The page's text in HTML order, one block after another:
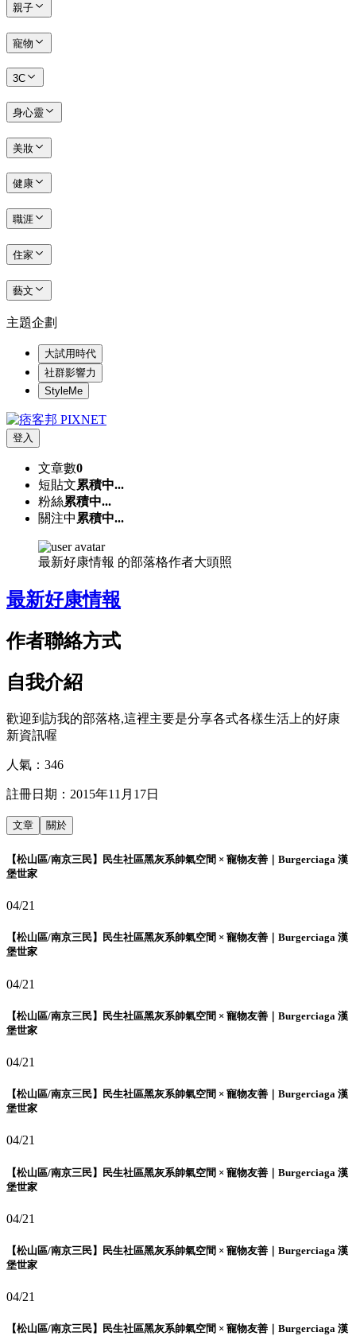
親子
寵物
3C
身心靈
美妝
健康
職涯
住家
藝文
主題企劃
大試用時代
社群影響力
StyleMe
登入
文章數0
短貼文累積中...
粉絲累積中...
關注中 累積中...
最新好康情報 的部落格作者大頭照
最新好康情報
作者聯絡方式
自我介紹
歡迎到訪我的部落格,這裡主要是分享各式各樣生活上的好康
新資訊喔
人氣： 346
註冊日期： 2015年11月17日
文章 關於
【松山區/南京三民】民生社區黑灰系帥氣空間 × 寵物友善｜Burgerciaga 漢
堡世家
04/21
【松山區/南京三民】民生社區黑灰系帥氣空間 × 寵物友善｜Burgerciaga 漢
堡世家
04/21
【松山區/南京三民】民生社區黑灰系帥氣空間 × 寵物友善｜Burgerciaga 漢
堡世家
04/21
【松山區/南京三民】民生社區黑灰系帥氣空間 × 寵物友善｜Burgerciaga 漢
堡世家
04/21
【松山區/南京三民】民生社區黑灰系帥氣空間 × 寵物友善｜Burgerciaga 漢
堡世家
04/21
【松山區/南京三民】民生社區黑灰系帥氣空間 × 寵物友善｜Burgerciaga 漢
堡世家
04/21
【松山區/南京三民】民生社區黑灰系帥氣空間 × 寵物友善｜Burgerciaga 漢